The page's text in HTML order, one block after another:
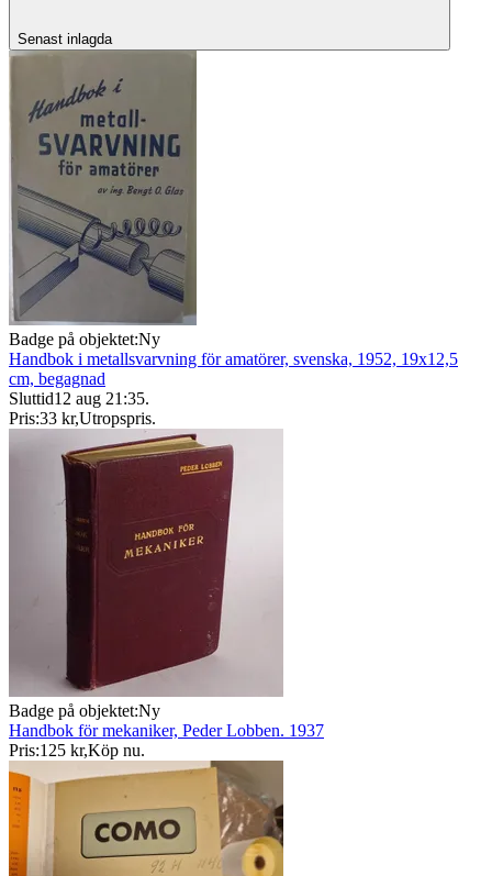
Senast inlagda
Badge på objektet:Ny
Handbok i metallsvarvning för amatörer, svenska, 1952, 19x12,5
cm, begagnad
Sluttid12 aug 21:35.
Pris:33 kr,Utropspris.
Badge på objektet:Ny
Handbok för mekaniker, Peder Lobben. 1937
Pris:125 kr,Köp nu.